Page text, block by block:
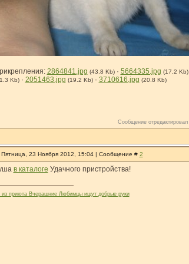
2864841.jpg (43.8 Kb) · 5664335.jpg (17.2 Kb)
Kb) · 2051463.jpg (19.2 Kb) · 3710616.jpg (20.8 Kb)
Сообщение отредактировал
Пятница, 23 Ноября 2012, 15:04 | Сообщение # 2
в каталоге Удачного пристройства!
из приюта Вчерашние Любимцы ищут добрые руки